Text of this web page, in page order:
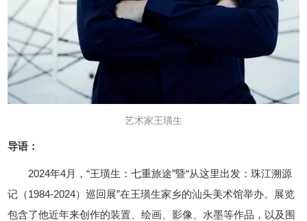
艺术家王璜生
导语：
2024年4月，“王璜生：七重旅途”暨“从这里出发：珠江溯源
记（1984-2024）巡回展”在王璜生家乡的汕头美术馆举办。展览
包含了他近年来创作的装置、绘画、影像、水墨等作品，以及围